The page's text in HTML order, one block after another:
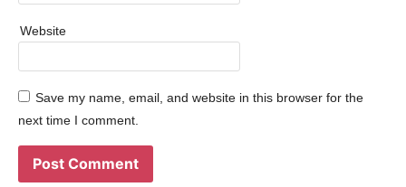
Website
Save my name, email, and website in this browser for the
next time I comment.